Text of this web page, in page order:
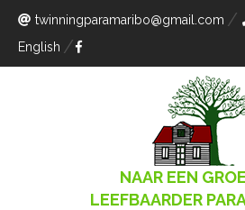
twinningparamaribo@gmail.com
English
NAAR EEN
LEEFBAARDER